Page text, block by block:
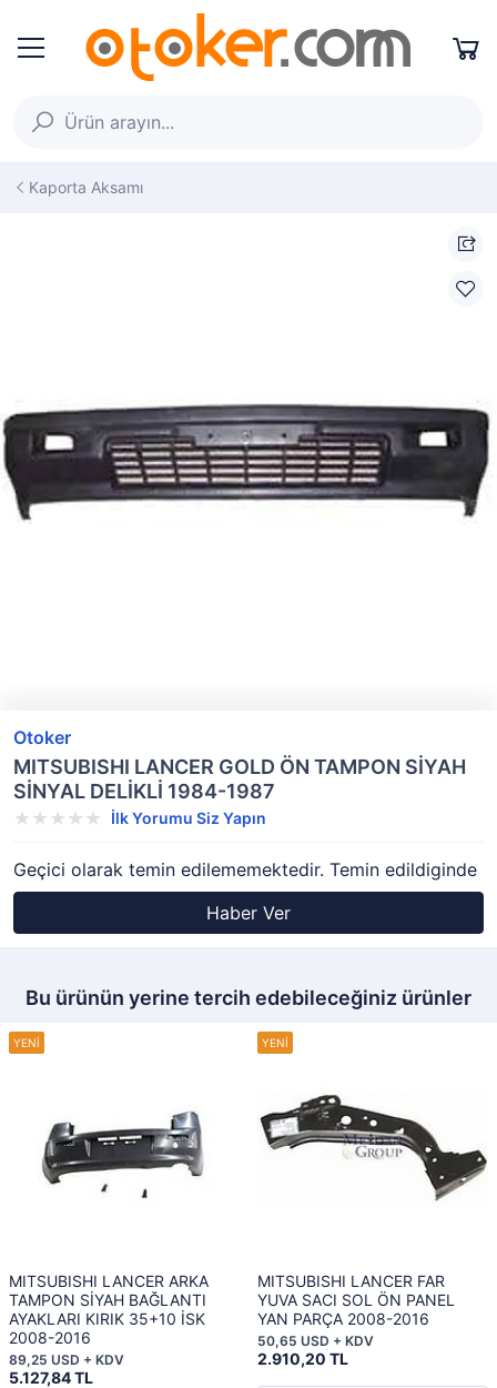
Kaporta Aksamı
Otoker
MITSUBISHI LANCER GOLD ÖN TAMPON SİYAH
SİNYAL DELİKLİ 1984-1987
İlk Yorumu Siz Yapın
Geçici olarak temin edilememektedir. Temin edildiginde
Haber Ver
Bu ürünün yerine tercih edebileceğiniz ürünler
MITSUBISHI LANCER ARKA
TAMPON SİYAH BAĞLANTI
AYAKLARI KIRIK 35+10 İSK
2008-2016
5.127,84 TL
89,25 USD + KDV
MITSUBISHI LANCER FAR
YUVA SACI SOL ÖN PANEL
YAN PARÇA 2008-2016
2.910,20 TL
50,65 USD + KDV